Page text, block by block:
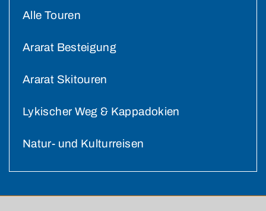
Alle Touren
Ararat Besteigung
Ararat Skitouren
Lykischer Weg & Kappadokien
Natur- und Kulturreisen